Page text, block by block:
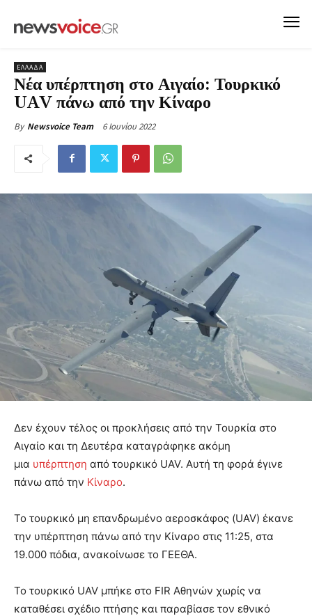
ΕΛΛΑΔΑ
Νέα υπέρπτηση στο Αιγαίο: Τουρκικό
UAV πάνω από την Κίναρο
By Newsvoice Team 6 Ιουνίου 2022
Δεν έχουν τέλος οι προκλήσεις από την Τουρκία στο
Αιγαίο και τη Δευτέρα καταγράφηκε ακόμη
μια υπέρπτηση από τουρκικό UAV. Αυτή τη φορά έγινε
πάνω από την Κίναρο.
Το τουρκικό μη επανδρωμένο αεροσκάφος (UAV) έκανε
την υπέρπτηση πάνω από την Κίναρο στις 11:25, στα
19.000 πόδια, ανακοίνωσε το ΓΕΕΘΑ.
Το τουρκικό UAV μπήκε στο FIR Αθηνών χωρίς να
καταθέσει σχέδιο πτήσης και παραβίασε τον εθνικό